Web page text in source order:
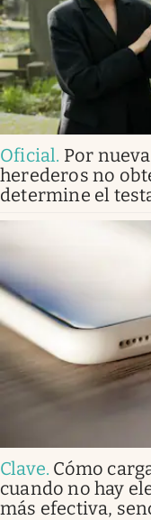
Oficial. Por
herederos no
determine el
Clave. Cómo
cuando no hay
más efectiva,